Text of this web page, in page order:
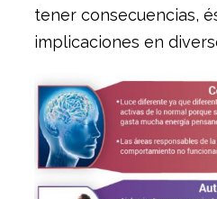
tener consecuencias,
implicaciones en